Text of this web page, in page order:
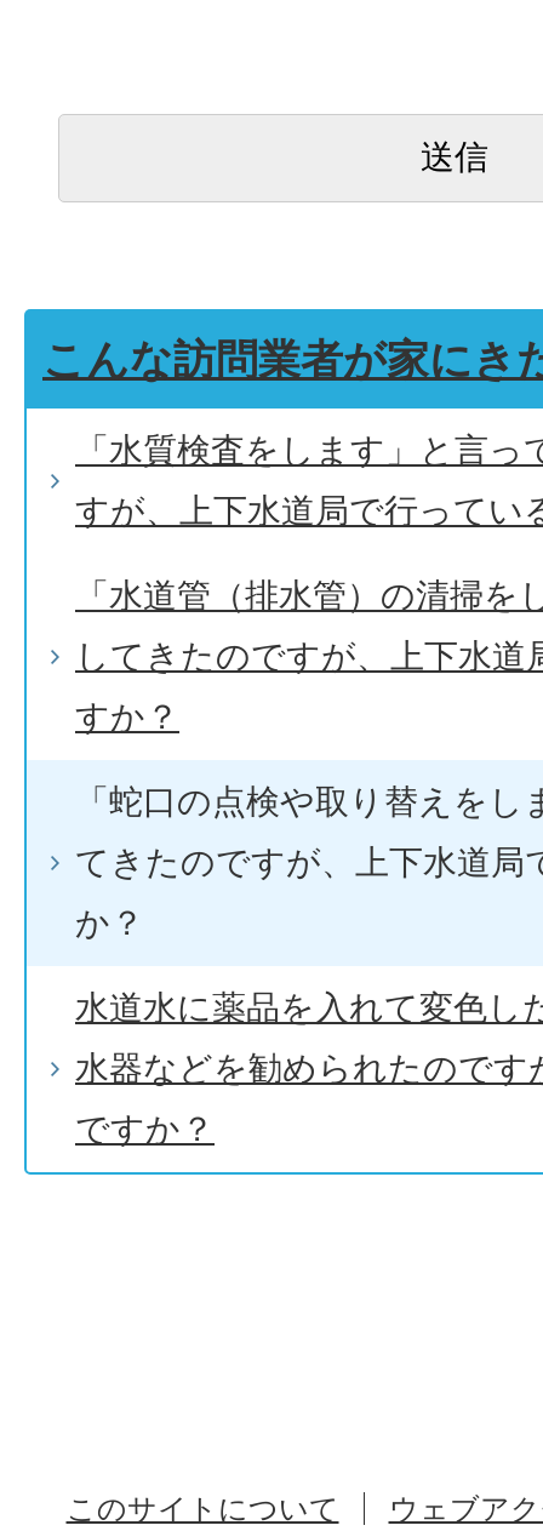
こんな訪問業者が家にき
「水質検査をします」と言
すが、上下水道局で行ってい
「水道管（排水管）の清掃
してきたのですが、上下水
すか？
「蛇口の点検や取り替えを
てきたのですが、上下水道局
か？
水道水に薬品を入れて変色し
水器などを勧められたのです
ですか？
このサイトについて ウェブア